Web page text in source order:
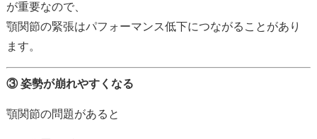
が重要なので、
顎関節の緊張はパフォーマンス低下につながる こと があり
ます。
③姿勢が崩れやすく なる
顎関節の問題がある と